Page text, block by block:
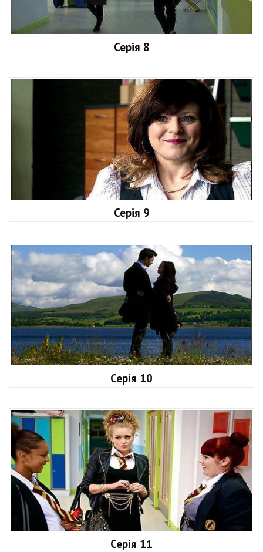
Серія 8
Серія 9
Серія 10
Серія 11